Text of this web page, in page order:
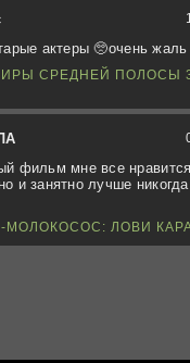
актеры 🥺очень жаль
СРЕДНЕЙ ПОЛОСЫ
фильм мне все
и занятно лучше
МОЛОКОСОС: ЛОВИ